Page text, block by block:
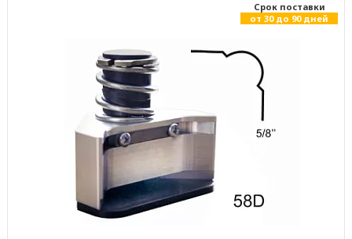
Cрок поставки
от 30 до 90 дней